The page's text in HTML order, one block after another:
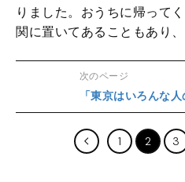
りました。おうちに帰って
関に置いてあることもあり
次のページ
「東京はいろんな
1 2 3